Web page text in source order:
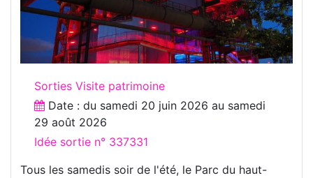
Sorties Visite patrimoine
Date : du samedi 20 juin 2026 au samedi
29 août 2026
Idée sortie n° 337331
Tous les samedis soir de l'été, le Parc du haut-